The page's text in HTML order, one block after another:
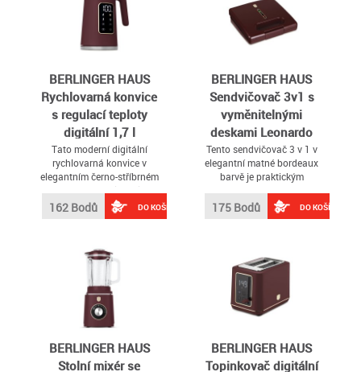
BERLINGER HAUS
Rychlovarná konvice
s regulací teploty
digitální 1,7 l
Leonardo Collection
BH-9735
Tato moderní digitální
rychlovarná konvice v
elegantním černo-stříbrném
provedení je ideální volbou
pro všechny, kdo si chtějí
snadno a rychle připravit
162 Bodů DO KOŠÍKU
BERLINGER HAUS
Sendvičovač 3v1 s
vyměnitelnými
deskami Leonardo
Collection BH-9587
Tento sendvičovač 3 v 1 v
elegantní matné bordeaux
barvě je praktickým
kuchyně
175 Bodů DO KOŠÍKU
BERLINGER HAUS
Stolní mixér se
BERLINGER HAUS
Topinkovač digitální